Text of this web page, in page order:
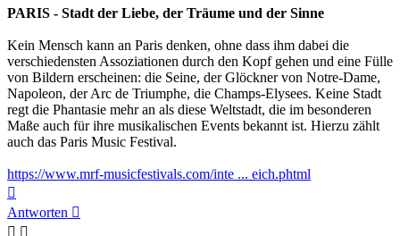
PARIS - Stadt der Liebe, der Träume und der Sinne
Kein Mensch kann an Paris denken, ohne dass ihm dabei die
verschiedensten Assoziationen durch den Kopf gehen und eine Fülle
von Bildern erscheinen: die Seine, der Glöckner von Notre-Dame,
Napoleon, der Arc de Triumphe, die Champs-Elysees. Keine Stadt
regt die Phantasie mehr an als diese Weltstadt, die im besonderen
Maße auch für ihre musikalischen Events bekannt ist. Hierzu zählt
auch das Paris Music Festival.
https://www.mrf-musicfestivals.com/inte ... eich.phtml
oben
Antworten